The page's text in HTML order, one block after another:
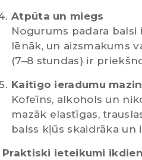
Atpūta un miegs
Nogurums padara balsi
lēnāk, un aizsmakums
(7–8 stundas) ir
Kaitīgo ieradumu
Kofeīns, alkohols un
mazāk elastīgas,
balss kļūs skaidrāka un
Praktiski ieteikumi